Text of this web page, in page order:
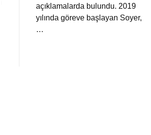
açıklamalarda bulundu. 2019
yılında göreve başlayan Soyer,
…